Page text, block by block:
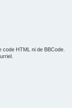
HTML ni de BBCode.